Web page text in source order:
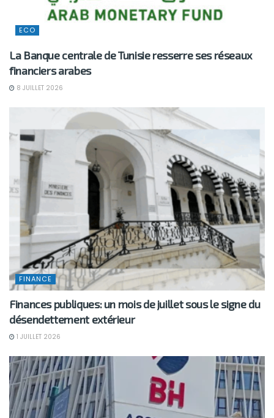
ECO
La Banque centrale de Tunisie resserre ses réseaux
financiers arabes
8 JUILLET 2026
FINANCE
Finances publiques: un mois de juillet sous le signe du
désendettement extérieur
1 JUILLET 2026